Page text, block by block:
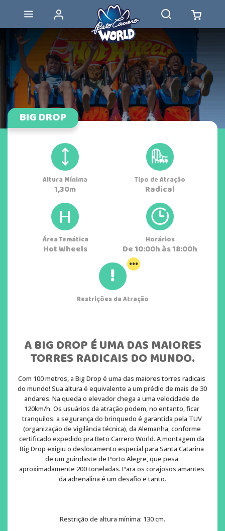
BIG DROP
Altura Mínima
1,30m
Tipo de Atração
H
Área Temática
Hot Wheels
Horários
De 10:00h às 18:00h
Restrições da Atração
...
A BIG DROP É UMA DAS MAIORES
TORRES RADICAIS DO MUNDO.
Com 100 metros, a Big Drop é uma das maiores torres radicais
do mundo! Sua altura é equivalente a um prédio de mais de 30
andares. Na queda o elevador chega a uma velocidade de
120km/h. Os usuários da atração podem, no entanto, ficar
tranquilos: a segurança do brinquedo é garantida pela TUV
(organização de vigilância técnica), da Alemanha, conforme
certificado expedido pra Beto Carrero World. A montagem da
Big Drop exigiu o deslocamento especial para Santa Catarina
de um guindaste de Porto Alegre, que pesa
aproximadamente 200 toneladas. Para os corajosos amantes
da adrenalina é um desafio e tanto.
Restrição de altura mínima: 130 cm.